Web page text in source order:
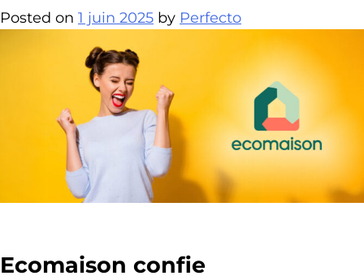
Posted on 1 juin 2025 by Perfecto
Ecomaison confie